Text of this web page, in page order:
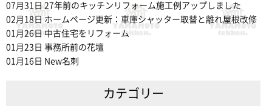
07月31日 27年前のキッチンリフォーム施工例アップしました
02月18日 ホームページ更新：車庫シャッター取替と離れ屋根改修
01月26日 中古住宅をリフォーム
01月23日 事務所前の花壇
01月16日 New名刺
カテゴリー